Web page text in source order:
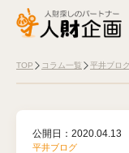
TOP コラム一覧 平井ブロ
公開日： 2020.04.13
平井ブログ